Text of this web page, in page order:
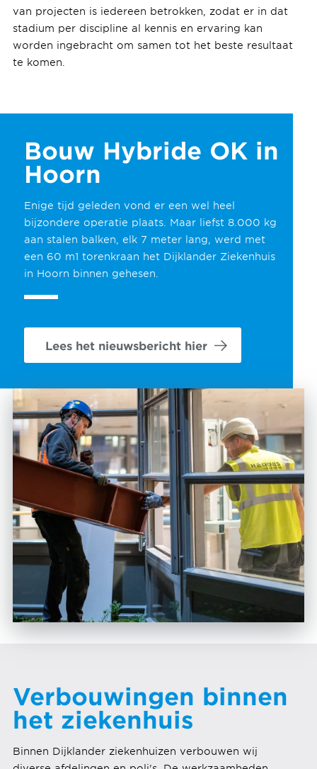
van projecten is iedereen betrokken, zodat er in dat
stadium per discipline al kennis en ervaring kan
worden ingebracht om samen tot het beste resultaat
te komen.
Bouw Hybride OK in
Hoorn
Enige tijd geleden vond er een wel heel
bijzondere operatie plaats. Maar liefst 8.000 kg
aan stalen balken, elk 7 meter lang, werd met
een 60 m1 torenkraan het Dijklander Ziekenhuis
in Hoorn binnen gehesen.
Lees het nieuwsbericht hier
Verbouwingen binnen
het ziekenhuis
Binnen Dijklander ziekenhuizen verbouwen wij